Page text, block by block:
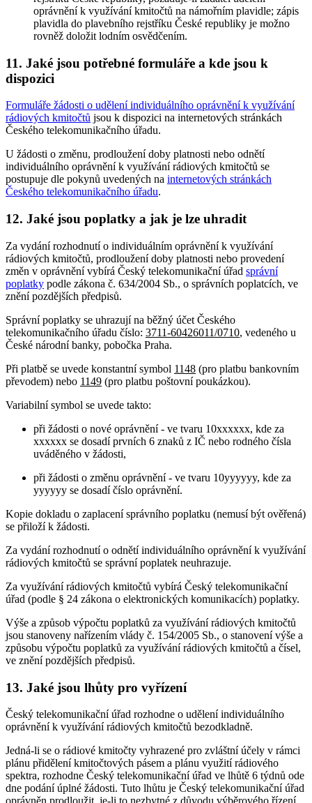
oprávnění k využívání kmitočtů na námořním plavidle; zápis
plavidla do plavebního rejstříku České republiky je možno
rovněž doložit lodním osvědčením.
11. Jaké jsou potřebné formuláře a kde jsou k
dispozici
Formuláře žádosti o udělení individuálního oprávnění k využívání
rádiových kmitočtů jsou k dispozici na internetových stránkách
Českého telekomunikačního úřadu.
U žádosti o změnu, prodloužení doby platnosti nebo odnětí
individuálního oprávnění k využívání rádiových kmitočtů se
postupuje dle pokynů uvedených na internetových stránkách
Českého telekomunikačního úřadu.
12. Jaké jsou poplatky a jak je lze uhradit
Za vydání rozhodnutí o individuálním oprávnění k využívání
rádiových kmitočtů, prodloužení doby platnosti nebo provedení
změn v oprávnění vybírá Český telekomunikační úřad správní
poplatky podle zákona č. 634/2004 Sb., o správních poplatcích, ve
znění pozdějších předpisů.
Správní poplatky se uhrazují na běžný účet Českého
telekomunikačního úřadu číslo: 3711-60426011/0710, vedeného u
České národní banky, pobočka Praha.
Při platbě se uvede konstantní symbol 1148 (pro platbu bankovním
převodem) nebo 1149 (pro platbu poštovní poukázkou).
Variabilní symbol se uvede takto:
při žádosti o nové oprávnění - ve tvaru 10xxxxxx, kde za
xxxxxx se dosadí prvních 6 znaků z IČ nebo rodného čísla
uváděného v žádosti,
při žádosti o změnu oprávnění - ve tvaru 10yyyyyy, kde za
yyyyyy se dosadí číslo oprávnění.
Kopie dokladu o zaplacení správního poplatku (nemusí být ověřená)
se přiloží k žádosti.
Za vydání rozhodnutí o odnětí individuálního oprávnění k využívání
rádiových kmitočtů se správní poplatek neuhrazuje.
Za využívání rádiových kmitočtů vybírá Český telekomunikační
úřad (podle § 24 zákona o elektronických komunikacích) poplatky.
Výše a způsob výpočtu poplatků za využívání rádiových kmitočtů
jsou stanoveny nařízením vlády č. 154/2005 Sb., o stanovení výše a
způsobu výpočtu poplatků za využívání rádiových kmitočtů a čísel,
ve znění pozdějších předpisů.
13. Jaké jsou lhůty pro vyřízení
Český telekomunikační úřad rozhodne o udělení individuálního
oprávnění k využívání rádiových kmitočtů bezodkladně.
Jedná-li se o rádiové kmitočty vyhrazené pro zvláštní účely v rámci
plánu přidělení kmitočtových pásem a plánu využití rádiového
spektra, rozhodne Český telekomunikační úřad ve lhůtě 6 týdnů ode
dne podání úplné žádosti. Tuto lhůtu je Český telekomunikační úřad